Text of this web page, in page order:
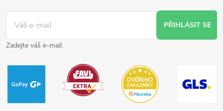
PŘIHLÁSIT SE
Zadejte váš e-mail.